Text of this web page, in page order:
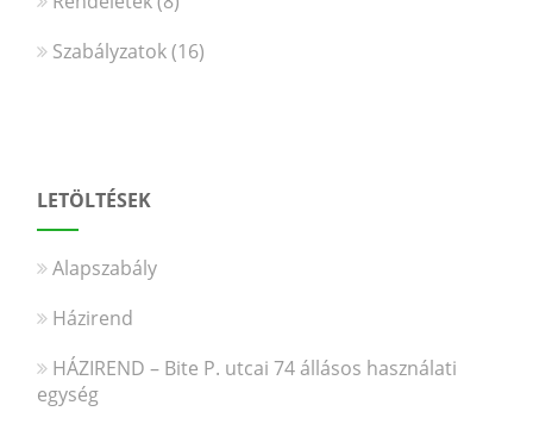
Szabályzatok(16)
LETÖLTÉSEK
Alapszabály
Házirend
HÁZIREND – Bite P. utcai 74 állásos használati
egység